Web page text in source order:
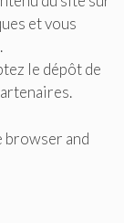
et vous
le dépôt de
browser and